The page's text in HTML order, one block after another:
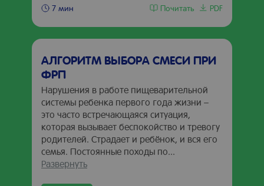
7 мин Почитать PDF
АЛГОРИТМ ВЫБОРА СМЕСИ ПРИ
ФРП
Нарушения в работе пищеварительной
системы ребенка первого года жизни –
это часто встречающаяся ситуация,
которая вызывает беспокойство и тревогу
родителей. Страдает и ребёнок, и вся его
семья. Постоянные походы по...
Развернуть